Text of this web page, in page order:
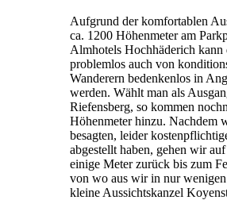
Aufgrund der komfortablen
ca. 1200 Höhenmeter am
Almhotels Hochhäderich kann
problemlos auch von
Wanderern bedenkenlos in
werden. Wählt man als
Riefensberg, so kommen
Höhenmeter hinzu. Nachdem
besagten, leider
abgestellt haben, gehen wir
einige Meter zurück bis zum
von wo aus wir in nur
kleine Aussichtskanzel